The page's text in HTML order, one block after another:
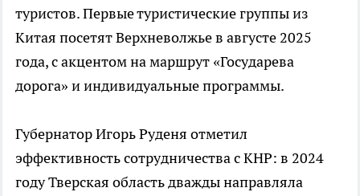
туристов. Первые туристические группы из
Китая посетят Верхневолжье в августе 2025
года, с акцентом на маршрут «Государева
дорога» и индивидуальные программы.
Губернатор Игорь Руденя отметил
эффективность сотрудничества с КНР: в 2024
году Тверская область дважды направляла